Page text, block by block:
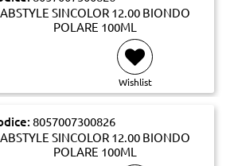
ABSTYLE SINCOLOR 12.00 BIONDO
POLARE 100ML
Wishlist
8057007300826
ABSTYLE SINCOLOR 12.00 BIONDO
POLARE 100ML